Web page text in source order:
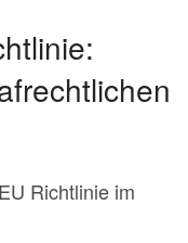
Richtlinie im